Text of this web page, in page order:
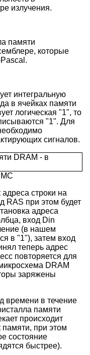
излучения.
памяти
которые
интегральную
в ячейках памяти
логическая "1", то
"1". Для
сигналов.
строки на
RAS при этом будет
адреса
вход Din
(в нашем
в "1"), затем вход
теперь адрес
повторяется для
DRAM
заряжены
времени в течение
памяти
происходит
при этом
состояние
быстрее).